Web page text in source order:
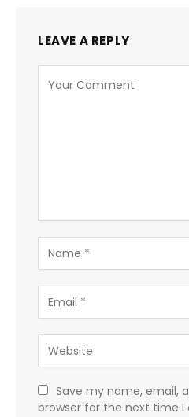
LEAVE A REPLY
Save my name, email,
browser for the next time